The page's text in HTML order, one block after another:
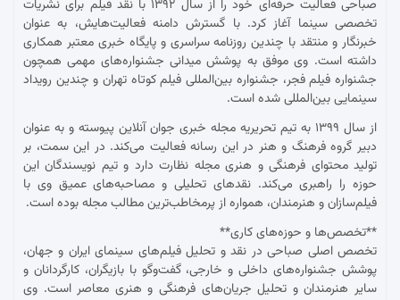
صباحی فعالیت حرفه‌ای خود را از سال ۱۳۹۲ با نقد فیلم برای نشریات
تخصصی سینما آغاز کرد. با گسترش دامنه فعالیت‌هایش، به عنوان
خبرنگار و منتقد با چندین روزنامه سراسری و پایگاه خبری معتبر همکاری
داشته است. وی موفق به پوشش میدانی جشنواره‌های مهمی همچون
جشنواره فیلم فجر، جشنواره بین‌المللی فیلم کوتاه تهران و چندین رویداد
سینمایی بین‌المللی شده است.
از سال ۱۳۹۹ به تیم تحریریه مجله خبری جوان آنلاین پیوسته و به عنوان
دبیر گروه فرهنگ و هنر در این رسانه فعالیت می‌کند. در این سمت، بر
تولید محتوای فرهنگی و هنری مجله نظارت دارد و تیم نویسندگان این
حوزه را راهبری می‌کند. نقدهای تحلیلی و مصاحبه‌های عمیق وی با
فیلم‌سازان و هنرمندان، همواره از پرمخاطب‌ترین مطالب مجله بوده است.
**تخصص‌ها و حوزه‌های کاری**
تخصص اصلی صباحی در نقد و تحلیل فیلم‌های سینمای ایران و جهان،
پوشش جشنواره‌های داخلی و خارجی، گفت‌وگو با بازیگران، کارگردانان و
سایر هنرمندان و تحلیل جریان‌های فرهنگی و هنری معاصر است. وی